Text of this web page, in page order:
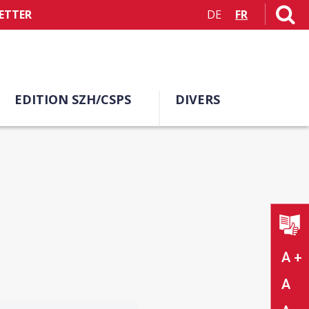
DE FR
EDITION SZH/CSPS DIVERS
A +
A